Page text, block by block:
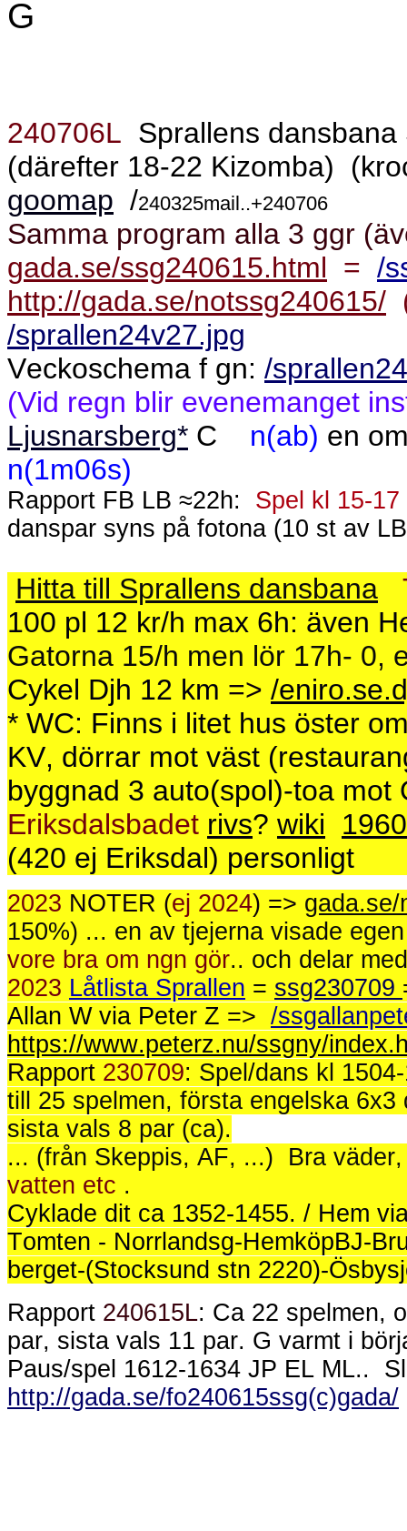
G
240706L Sprallens
(därefter 18-22 Kizomba)
goomap /240325mail..+240706
Samma program alla 3 ggr
gada.se/ssg240615.html = /
http://gada.se/notssg240615/
/sprallen24v27.jpg
Veckoschema f gn: /
(Vid regn blir evenemanget
Ljusnarsberg* C n(ab) en
n(1m06s)
Rapport FB LB ≈22h:
Spel kl 15-
danspar syns på fotona (10 st av
Hitta till Sprallens dansbana
100 pl 12 kr/h max 6h: även
Gatorna 15/h men lör 17h- 0,
Cykel Djh 12 km => /
* WC: Finns i litet hus öster
KV, dörrar mot väst
byggnad 3 auto(spol)-toa mot
Eriksdalsbadet rivs? wiki
(420 ej Eriksdal) personligt
2023 NOTER (ej 2024) =>
150%) ... en av tjejerna visade
vore bra om ngn gör.. och delar
2023 Låtlista Sprallen = ssg230709
Allan W via Peter Z => /
https://www.peterz.nu/ssgny/
Rapport 230709: Spel/dans kl
till 25 spelmen, första engelska
sista vals 8 par (ca).
... (från Skeppis, AF, ...)
Bra
vatten etc .
Cyklade dit ca 1352-1455. / Hem
Tomten - Norrlandsg-HemköpBJ-
berget-(Stocksund stn 2220)-
Rapport 240615L: Ca 22 spelmen,
par, sista vals 11 par. G varmt i
Paus/spel 1612-1634 JP EL ML..
http://gada.se/fo240615ssg(c)gada/